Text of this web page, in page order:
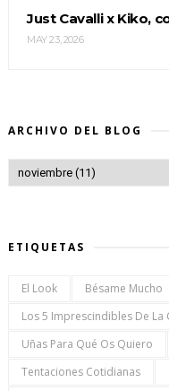
Just Cavalli x Kiko,
MAY 23, 2026
ARCHIVO DEL BLOG
ETIQUETAS
El Look Bésame Mucho
Los 5 Imprescindibles De La
Uñas Para Qué Os Quiero
Tentaciones Cotidianas